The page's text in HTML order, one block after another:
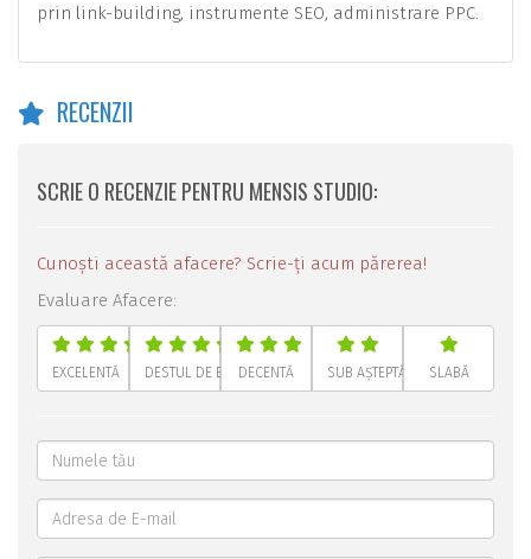
prin link-building, instrumente SEO, administrare PPC.
RECENZII
SCRIE O RECENZIE PENTRU MENSIS STUDIO:
Cunoști această afacere? Scrie-ți acum părerea!
Evaluare Afacere:
EXCELENTĂ DESTUL DE BUNĂDECENTĂ SUB AȘTEPTĂRI SLABĂ